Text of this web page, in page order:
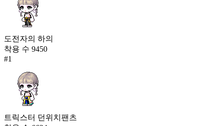
도전자의 하의
착용 수 9450
#1
트릭스터 던위치팬츠